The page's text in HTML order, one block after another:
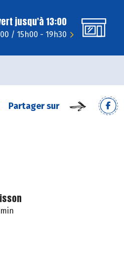
jusqu'à 13:00
/ 15h00 - 19h30
Partager sur